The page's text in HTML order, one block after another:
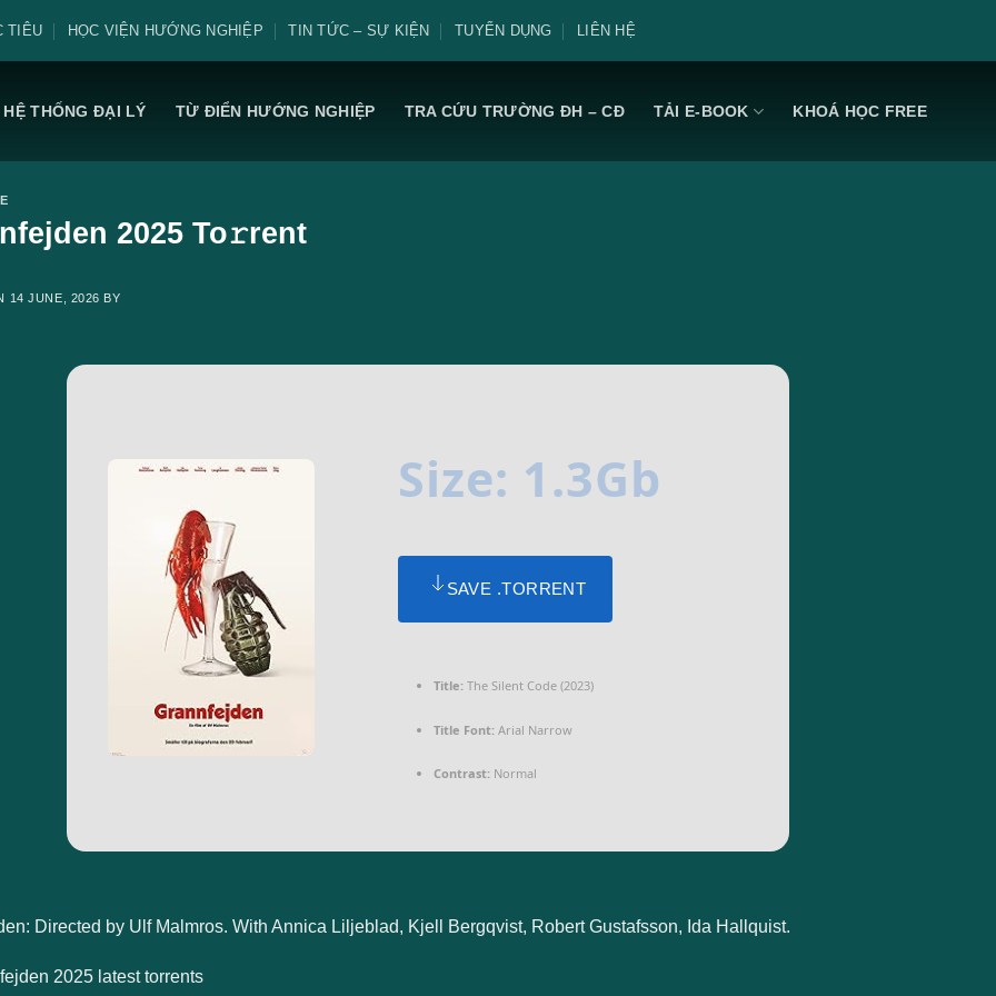
TIÊU HỌC VIỆN HƯỚNG NGHIỆP TIN TỨC – SỰ KIỆN TUYỂN DỤNG LIÊN HỆ
HỆ THỐNG ĐẠI LÝ TỪ ĐIỂN HƯỚNG NGHIỆP TRA CỨU TRƯỜNG ĐH – CĐ TẢI E-BOOK KHOÁ HỌC FREE
2025 To𝚛rent
14 JUNE, 2026 BY
Size: 1.3Gb
SAVE .TORRENT
Title:The Silent Code (2023)
Title Font:Arial Narrow
Contrast:Normal
Directed by Ulf Malmros. With Annica Liljeblad, Kjell Bergqvist, Robert Gustafsson, Ida Hallquist.
2025 latest torrents